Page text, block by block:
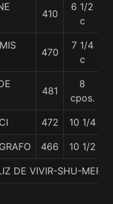
410
6 1/2
c
470
7 1/4
c
481
8
cpos.
472 10 1/4
466 10 1/2
DE VIVIR-SHU-